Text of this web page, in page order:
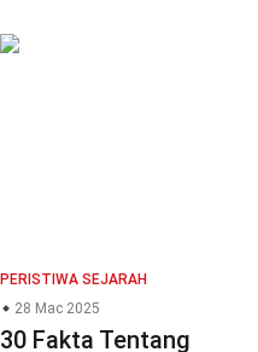
PERISTIWA SEJARAH
28 Mac 2025
30 Fakta Tentang